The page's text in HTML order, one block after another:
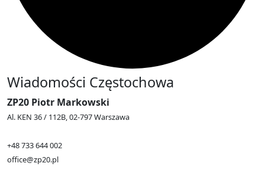
Wiadomości Częstochowa
ZP20 Piotr Markowski
Al. KEN 36 / 112B, 02-797 Warszawa
+48 733 644 002
office@zp20.pl